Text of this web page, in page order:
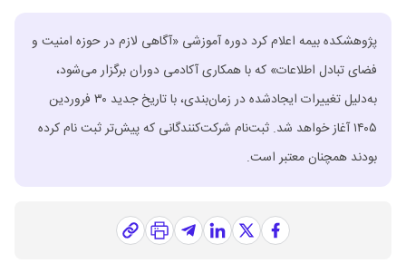
پژوهشکده بیمه اعلام کرد دوره آموزشی «آگاهی لازم در حوزه امنیت و
فضای تبادل اطلاعات» که با همکاری آکادمی دوران برگزار می‌شود،
به‌دلیل تغییرات ایجادشده در زمان‌بندی، با تاریخ جدید ۳۰ فروردین
۱۴۰۵ آغاز خواهد شد. ثبت‌نام شرکت‌کنندگانی که پیش‌تر ثبت نام کرده
بودند همچنان معتبر است.